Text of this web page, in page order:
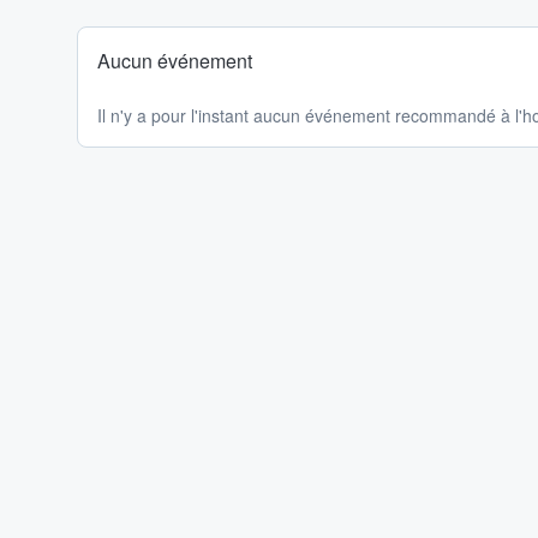
Aucun événement
Il n'y a pour l'instant aucun événement recommandé à